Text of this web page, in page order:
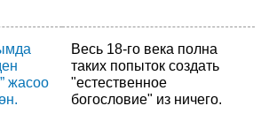
жасоо
Весь 18-го века полна
таких попыток создать
"естественное
богословие" из ничего.